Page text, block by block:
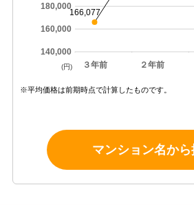
３年前 ２年前
140,000
160,000
180,000
166,077
(円)
※平均価格は前期時点で計算したものです。
マンション名か